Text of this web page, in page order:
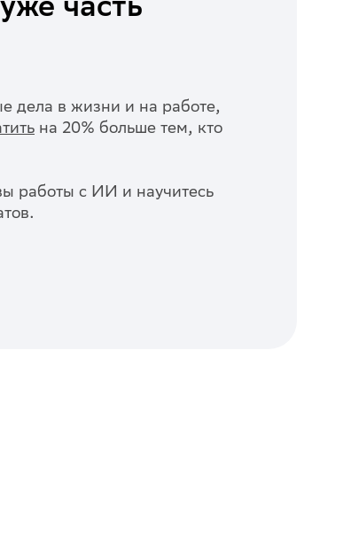
дела в жизни и на работе,
на 20% больше тем, кто
работы с ИИ и научитесь